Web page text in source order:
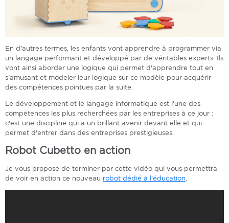
En d'autres termes, les enfants vont apprendre à programmer via
un langage performant et développé par de véritables experts. Ils
vont ainsi aborder une logique qui permet d'apprendre tout en
s'amusant et modeler leur logique sur ce modèle pour acquérir
des compétences pointues par la suite.
Le développement et le langage informatique est l'une des
compétences les plus recherchées par les entreprises à ce jour :
c'est une discipline qui a un brillant avenir devant elle et qui
permet d'entrer dans des entreprises prestigieuses.
Robot Cubetto en action
Je vous propose de terminer par cette vidéo qui vous permettra
de voir en action ce nouveau robot dédié à l'éducation.